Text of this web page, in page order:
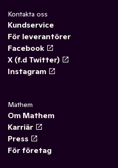
Kontakta oss
Kundservice
För leverantörer
Facebook
X (f.d Twitter)
Instagram
Mathem
Om Mathem
Karriär
Press
För företag